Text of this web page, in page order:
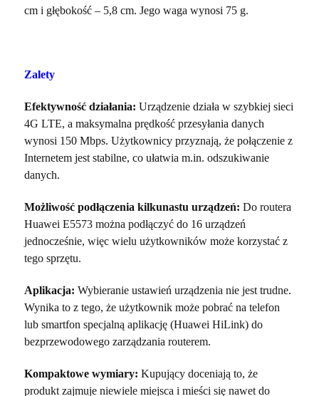
cm i głębokość – 5,8 cm. Jego waga wynosi 75 g.
Zalety
Efektywność działania: Urządzenie działa w szybkiej sieci
4G LTE, a maksymalna prędkość przesyłania danych
wynosi 150 Mbps. Użytkownicy przyznają, że połączenie z
Internetem jest stabilne, co ułatwia m.in. odszukiwanie
danych.
Możliwość podłączenia kilkunastu urządzeń: Do routera
Huawei E5573 można podłączyć do 16 urządzeń
jednocześnie, więc wielu użytkowników może korzystać z
tego sprzętu.
Aplikacja: Wybieranie ustawień urządzenia nie jest trudne.
Wynika to z tego, że użytkownik może pobrać na telefon
lub smartfon specjalną aplikację (Huawei HiLink) do
bezprzewodowego zarządzania routerem.
Kompaktowe wymiary: Kupujący doceniają to, że
produkt zajmuje niewiele miejsca i mieści się nawet do